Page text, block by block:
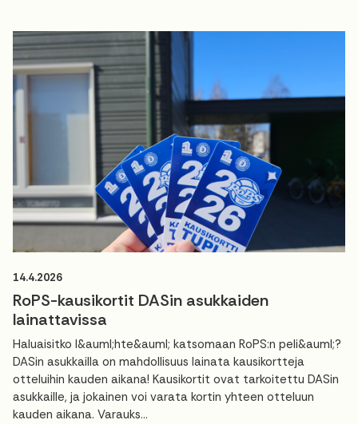
14.4.2026
RoPS-kausikortit DASin asukkaiden
lainattavissa
Haluaisitko l&auml;hte&auml; katsomaan RoPS:n peli&auml;?
DASin asukkailla on mahdollisuus lainata kausikortteja
otteluihin kauden aikana! Kausikortit ovat tarkoitettu DASin
asukkaille, ja jokainen voi varata kortin yhteen otteluun
kauden aikana. Varauks...